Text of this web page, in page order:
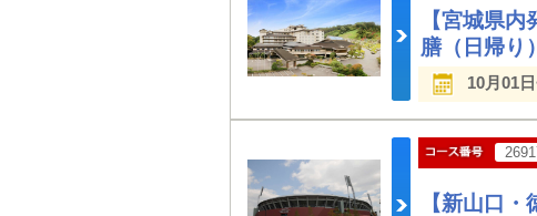
【宮城県
膳（日帰り）
10月01
【新山口